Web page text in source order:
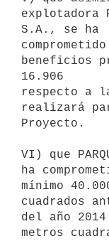
explotadora
S.A., se ha
beneficios
16.906
respecto a
realizará
Proyecto.
VI) que
ha
mínimo
cuadrados
del año
metros